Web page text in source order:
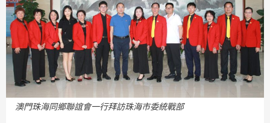
澳門珠海同鄉聯誼會一行拜訪珠海市委統戰部